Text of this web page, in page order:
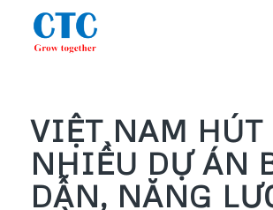
VIỆT NAM HÚT
NHIỀU DỰ ÁN
DẪN, NĂNG